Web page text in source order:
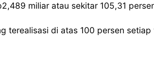
miliar atau sekitar 105,31
terealisasi di atas 100 persen